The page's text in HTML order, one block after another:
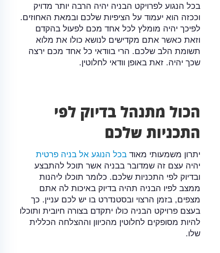
בכל הנגוע לפרויקט הבניה יהיה הרבה יותר מדויק
וככזה הוא יעמוד על הציפיות שלכם ובמאת האחוזים.
לפיכך יהיה מומלץ לכל אחד מכם לפעול בהקדם
וזאת כאשר אתם מקדישים לנושא כולו את מלוא
תשומת הלב שלכם. הרי בוודאי כל אחד מכם ירצה
שכך יהיה. זאת באופן וודאי לחלוטין.
הכול מתנהל בדיוק לפי
התכניות שלכם
יתרון משמעותי מאוד בכל הנוגע אל בניה פרטית
יהיה עצם זה שמדובר בבניה אשר תוכל להתבצע
ובדיוק לפי התכניות שלכם. כלומר תוכלו ליהנות
ממצב לפיו הבניה תהיה בדיוק באיכות לה אתם
מצפים, בזמן הרצוי ובסטנדרט בו יש לכם עניין. כך
בעצם פרויקט הבניה כולו יתקדם בצורה חיובית ותוכלו
להיות מסופקים לחלוטין מהכיוון וההצלחה הכללית
שלו.